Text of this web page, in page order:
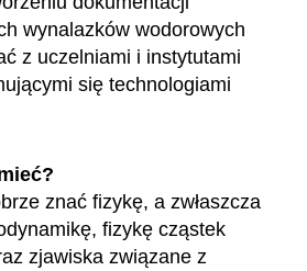
wynalazków wodorowych
z uczelniami i instytutami
się technologiami
znać fizykę, a zwłaszcza
fizykę cząstek
zjawiska związane z